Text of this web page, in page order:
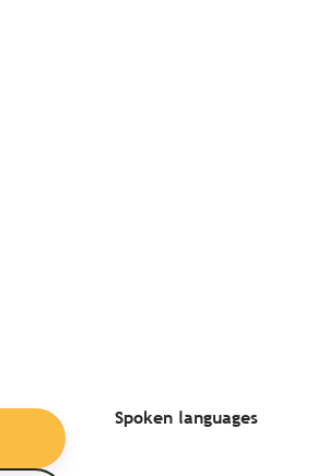
Spoken languages
Spoken languages